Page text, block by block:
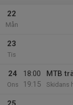
22
Mån
23
Tis
24
Ons
18:00
19:15
MTB
Skidans